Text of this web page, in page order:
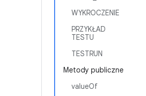
WYKROCZENIE
PRZYKŁAD
TESTU
TESTRUN
Metody publiczne
valueOf